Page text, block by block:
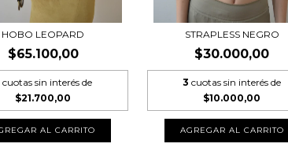
HOBO LEOPARD
$65.100,00
cuotas sin interés de
$21.700,00
STRAPLESS NEGRO
$30.000,00
3 cuotas sin interés de
$10.000,00